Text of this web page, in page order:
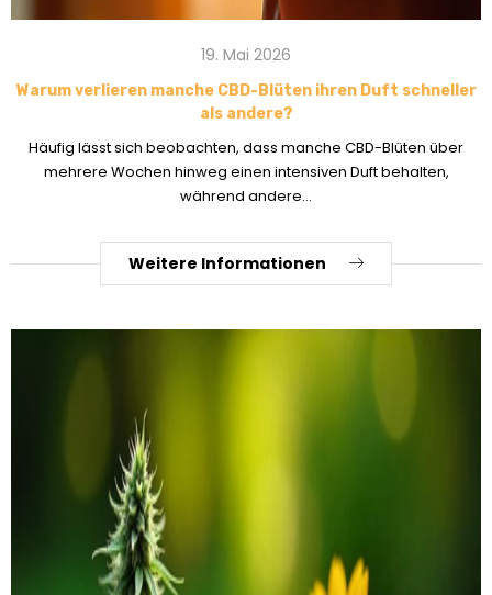
19. Mai 2026
Warum verlieren manche CBD-Blüten ihren Duft schneller
als andere?
Häufig lässt sich beobachten, dass manche CBD-Blüten über
mehrere Wochen hinweg einen intensiven Duft behalten,
während andere...
Weitere Informationen